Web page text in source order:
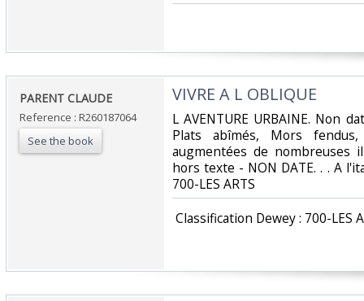
‎PARENT CLAUDE‎
Reference : R260187064
See the book
‎VIVRE A L OBLIQUE‎
‎L AVENTURE URBAINE. Non
Plats abîmés, Mors
augmentées de
hors texte - NON DATE. . . A
700-LES ARTS‎
Classification Dewey : 700-LES